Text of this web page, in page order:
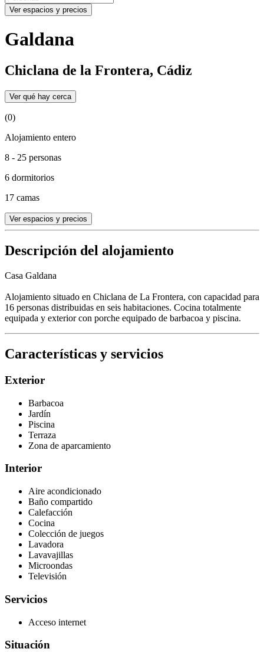
Ver espacios y precios
Galdana
Chiclana de la Frontera, Cádiz
Ver qué hay cerca
(0)
Alojamiento entero
8 - 25 personas
6 dormitorios
17 camas
Ver espacios y precios
Descripción del alojamiento
Casa Galdana
Alojamiento situado en Chiclana de La Frontera, con capacidad para
16 personas distribuidas en seis habitaciones. Cocina totalmente
equipada y exterior con porche equipado de barbacoa y piscina.
Características y servicios
Exterior
Barbacoa
Jardín
Piscina
Terraza
Zona de aparcamiento
Interior
Aire acondicionado
Baño compartido
Calefacción
Cocina
Colección de juegos
Lavadora
Lavavajillas
Microondas
Televisión
Servicios
Acceso internet
Situación